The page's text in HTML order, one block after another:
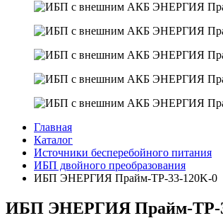
Главная
Каталог
Источники бесперебойного питания
ИБП двойного преобразования
ИБП ЭНЕРГИЯ Прайм-ТР-33-120K-0
ИБП ЭНЕРГИЯ Прайм-ТР-